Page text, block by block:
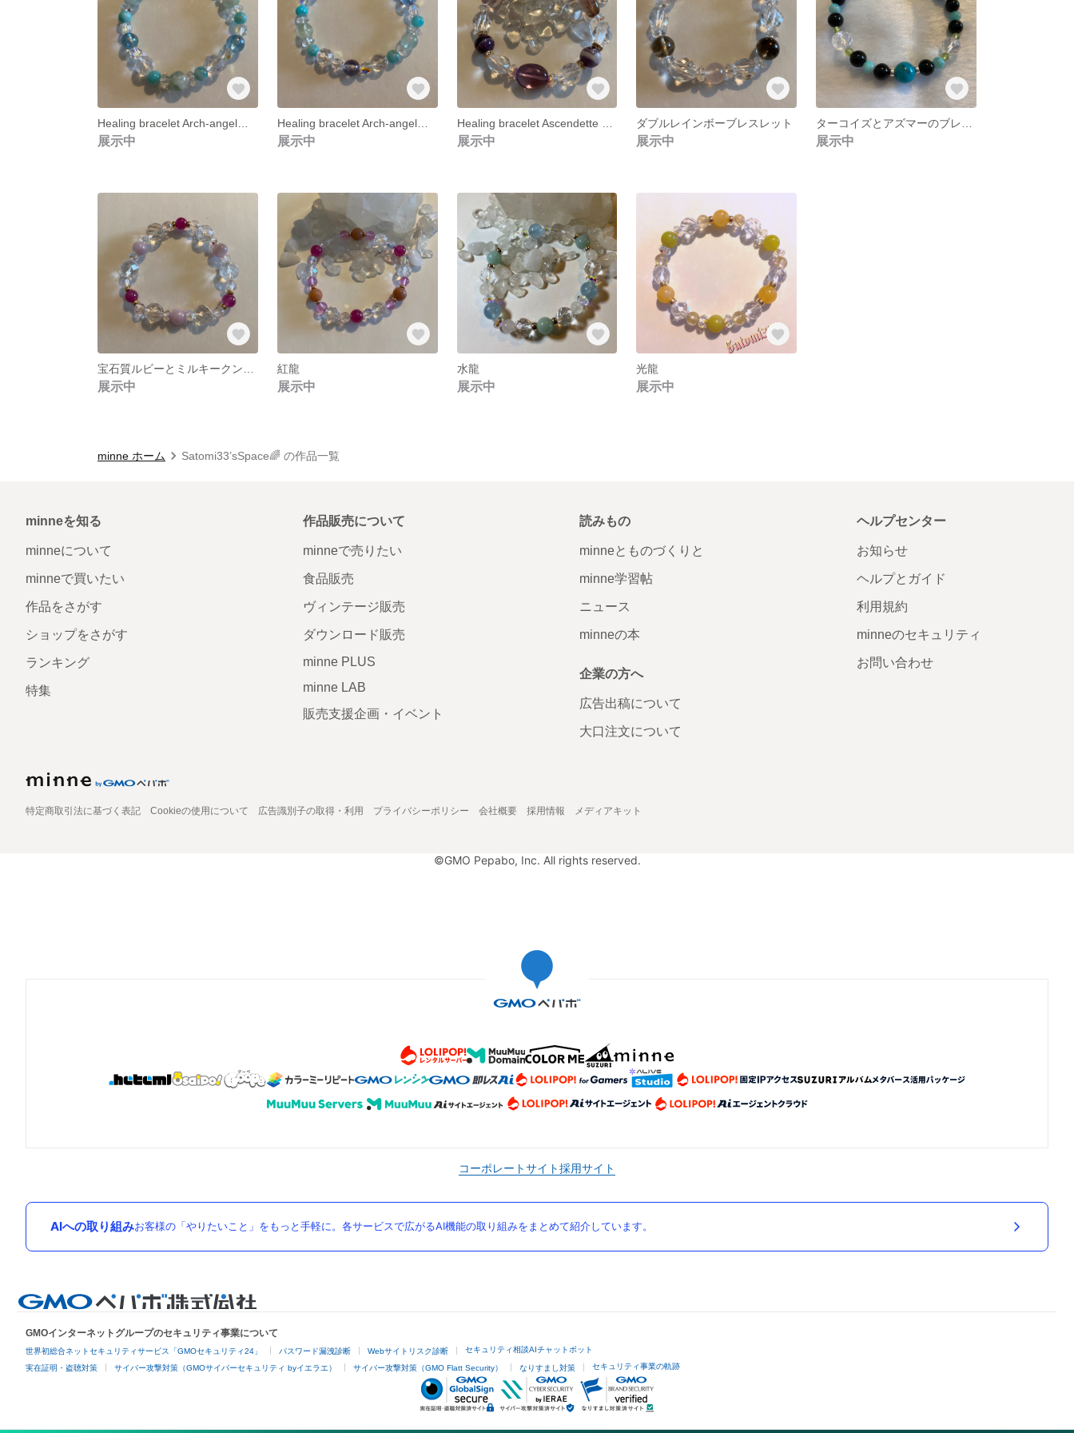
展示中
Healing bracelet Arch-angel Michael
展示中 展示中
ダブルレインボーブレスレット
展示中 展示中
展示中
紅龍
展示中
水龍
展示中
光龍
展示中
minne ホーム Satomi33’sSpace🌈 の作品一覧
minneを知る
minneについて
minneで買いたい
作品をさがす
ショップをさがす
ランキング
特集
作品販売について
minneで売りたい
食品販売
ヴィンテージ販売
ダウンロード販売
minne PLUS
minne LAB
販売支援企画・イベント
読みもの
minneとものづくりと
minne学習帖
ニュース
minneの本
企業の方へ
広告出稿について
大口注文について
ヘルプセンター
お知らせ
ヘルプとガイド
利用規約
minneのセキュリティ
お問い合わせ
特定商取引法に基づく表記 Cookieの使用について 広告識別子の取得・利用 プライバシーポリシー 会社概要 採用情報 メディアキット
©GMO Pepabo, Inc. All rights reserved.
コーポレートサイト採用サイト
AIへの取り組みお客様の「やりたいこと」をもっと手軽に。各サービスで広がるAI機能の取り組みをまとめて紹介しています。
GMOインターネットグループのセキュリティ事業について
世界初総合ネットセキュリティサービス「GMOセキュリティ24」 パスワード漏洩診断 Webサイトリスク診断 セキュリティ相談AIチャットボット
実在証明・盗聴対策 サイバー攻撃対策（GMOサイバーセキュリティ byイエラエ） サイバー攻撃対策（GMO Flatt Security） なりすまし対策 セキュリティ事業の軌跡